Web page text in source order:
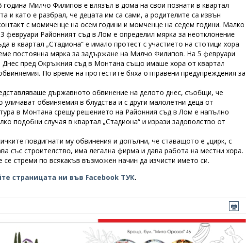
Милчо Филипов е влязъл в дома на свои познати в квартал
и като е разбрал, че децата им са сами, а родителите са извън
с момиченце на осем години и момченце на седем години. Малко
февруари Районният съд в Лом е определил мярка за неотклонение
в квартал „Стадиона“ е имало протест с участието на стотици хора
постоянна мярка за задържане на Милчо Филипов. На 5 февруари
пред Окръжния съд в Монтана също имаше хора от квартал
По време на протестите бяха отправени предупреждения за
държавното обвинение на делото днес, съобщи, че
обвиняемия в блудства и с други малолетни деца от
в Монтана срещу решението на Районния съд в Лом е напълно
подобни случая в квартал „Стадиона“ и изрази задоволство от
повдигнати му обвинения и допълни, че ставащото е „цирк, с
със строителство, има легална фирма и дава работа на местни хора.
стреми по всякакъв възможен начин да изчисти името си.
страницата ни във Facebook ТУК.